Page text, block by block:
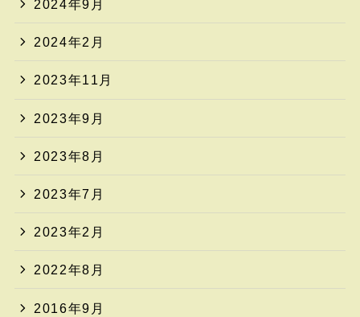
2024年9月
2024年2月
2023年11月
2023年9月
2023年8月
2023年7月
2023年2月
2022年8月
2016年9月